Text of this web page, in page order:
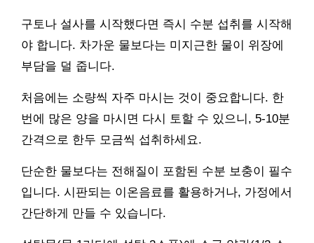
구토나 설사를 시작했다면 즉시 수분 섭취를 시작해
야 합니다. 차가운 물보다는 미지근한 물이 위장에
부담을 덜 줍니다.
처음에는 소량씩 자주 마시는 것이 중요합니다. 한
번에 많은 양을 마시면 다시 토할 수 있으니, 5-10분
간격으로 한두 모금씩 섭취하세요.
단순한 물보다는 전해질이 포함된 수분 보충이 필수
입니다. 시판되는 이온음료를 활용하거나, 가정에서
간단하게 만들 수 있습니다.